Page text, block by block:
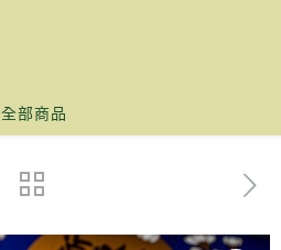
全部商品